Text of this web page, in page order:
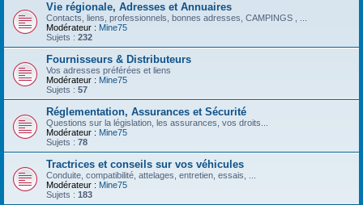
Vie régionale, Adresses et Annuaires
Contacts, liens, professionnels, bonnes adresses, CAMPINGS , ...
Modérateur : Mine75
Sujets : 232
Fournisseurs & Distributeurs
Vos adresses préférées et liens
Modérateur : Mine75
Sujets : 57
Réglementation, Assurances et Sécurité
Questions sur la législation, les assurances, vos droits...
Modérateur : Mine75
Sujets : 78
Tractrices et conseils sur vos véhicules
Conduite, compatibilité, attelages, entretien, essais, ...
Modérateur : Mine75
Sujets : 183